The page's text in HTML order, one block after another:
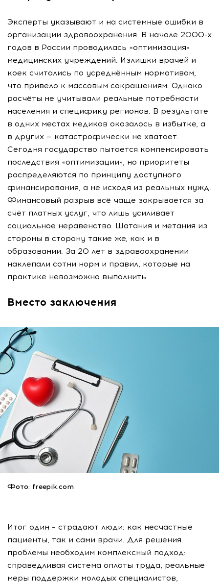
Эксперты указывают и на системные ошибки в
организации здравоохранения. В начале 2000-х
годов в России проводилась «оптимизация»
медицинских учреждений. Излишки врачей и
коек считались по усреднённым нормативам,
что привело к массовым сокращениям. Однако
расчёты не учитывали реальные потребности
населения и специфику регионов. В результате
в одних местах медиков оказалось в избытке, а
в других — катастрофически не хватает.
Сегодня государство пытается компенсировать
последствия «оптимизации», но приоритеты
распределяются по принципу доступного
финансирования, а не исходя из реальных нужд.
Финансовый разрыв всё чаще закрывается за
счёт платных услуг, что лишь усиливает
социальное неравенство. Шатания и метания из
стороны в сторону такие же, как и в
образовании. За 20 лет в здравоохранении
наклепали сотни норм и правил, которые на
практике невозможно выполнить.
Вместо заключения
Фото: freepik.com
Итог один – страдают люди: как несчастные
пациенты, так и сами врачи. Для решения
проблемы необходим комплексный подход:
справедливая система оплаты труда, реальные
меры поддержки молодых специалистов,